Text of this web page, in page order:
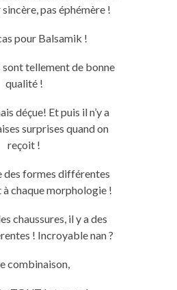
pas éphémère !
pour Balsamik !
sont tellement de bonne
qualité !
déçue! Et puis il n’y a
surprises quand on
reçoit !
des formes différentes
à chaque morphologie !
chaussures, il y a des
! Incroyable nan ?
combinaison,